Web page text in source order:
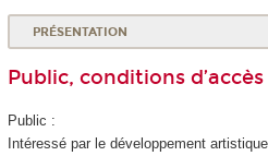
PRÉSENTATION
Public, conditions
Public :
Intéressé par le développement